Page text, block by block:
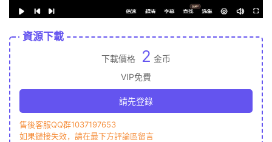
資源下載
下載價格 2 金币
VIP免費
請先登錄
售後客服QQ群1037197653
如果鏈接失效，請在最下方評論區留言